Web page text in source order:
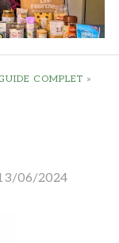
COMPLET »
06/2024